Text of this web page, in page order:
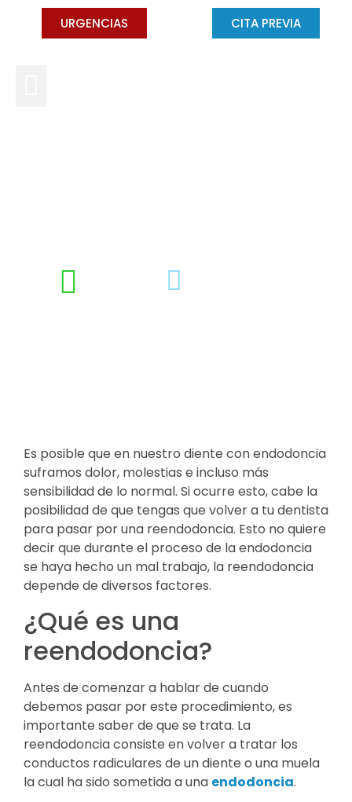
CITA PREVIA
URGENCIAS
Es posible que en nuestro diente con endodoncia
suframos dolor, molestias e incluso más
sensibilidad de lo normal. Si ocurre esto, cabe la
posibilidad de que tengas que volver a tu dentista
para pasar por una reendodoncia. Esto no quiere
decir que durante el proceso de la endodoncia
se haya hecho un mal trabajo, la reendodoncia
depende de diversos factores.
¿Qué es una
reendodoncia?
Antes de comenzar a hablar de cuando
debemos pasar por este procedimiento, es
importante saber de que se trata. La
reendodoncia consiste en volver a tratar los
conductos radiculares de un diente o una muela
la cual ha sido sometida a una endodoncia.